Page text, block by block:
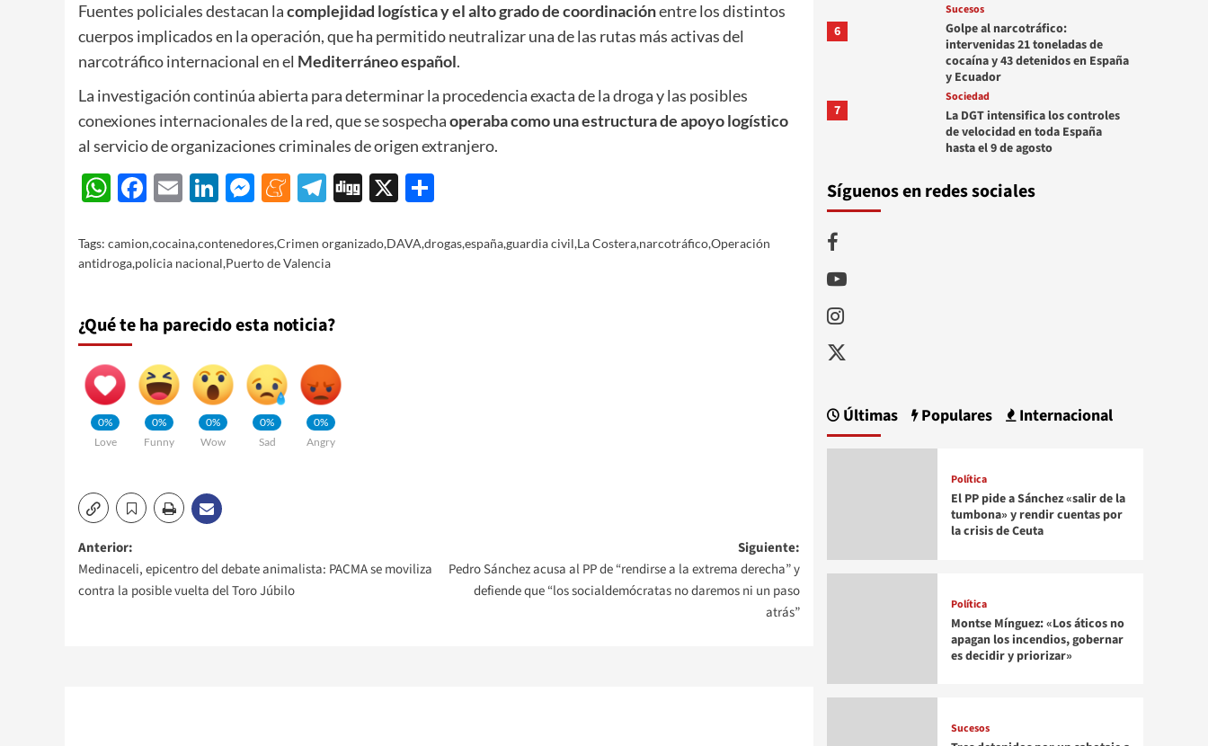
Fuentes policiales destacan lacomplejidad logística y el alto grado de coordinaciónentre los distintos
cuerpos implicados en la operación, que ha permitido neutralizar una de las rutas más activas del
narcotráfico internacional en el Mediterráneo español.
La investigación continúa abierta para determinar la procedencia exacta de la droga y las posibles
conexiones internacionales de la red, que se sospechaoperaba como una estructura de apoyo logístico
al servicio de organizaciones criminales de origen extranjero.
WhatsApp
Facebook
EmailLinkedIn
Messenger
Meneame
Telegram
Digg
X
Tags: camion,cocaina,contenedores,Crimen organizado,DAVA,drogas,españa,guardia civil,La Costera,narcotráfico,Operación
antidroga,policia nacional,Puerto de Valencia
¿Qué te ha parecido esta noticia?
0%
Love
0%
Funny
0%
Wow
0%
Sad
0%
Angry
Navegación
de
Anterior:
Medinaceli, epicentro del debate animalista: PACMA se moviliza
contra la posible vuelta del Toro Júbilo
Siguiente:
Pedro Sánchez acusa al PP de “rendirse a la extrema derecha” y
defiende que “los socialdemócratas no daremos ni un paso
atrás”
6
Sucesos
Golpe al narcotráfico:
intervenidas 21 toneladas de
cocaína y 43 detenidos en España
y Ecuador
7
Sociedad
La DGT intensifica los controles
de velocidad en toda España
hasta el 9 de agosto
Síguenos en redes sociales
Facebook
Youtube
Instagram
Twitter
Últimas Populares Internacional
Política
El PP pide a Sánchez «salir de la
tumbona» y rendir cuentas por
la crisis de Ceuta
Política
Montse Mínguez: «Los áticos no
apagan los incendios, gobernar
es decidir y priorizar»
Sucesos